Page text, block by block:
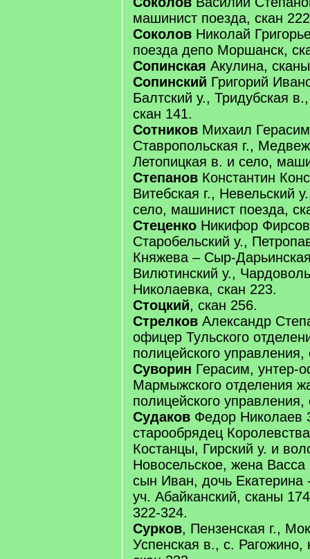
машинист поезда, скан
Соколов Николай
поезда депо Моршанск,
Сопинская Акулина,
Сопинский Григорий
Балтский у., Тридубская
скан 141.
Сотников Михаил
Ставропольская г.,
Летопицкая в. и село,
Степанов Константин
Витебская г., Невельский
село, машинист поезда,
Стеценко Никифор
Старобельский у.,
Княжева – Сыр-
Вилютинский у.,
Николаевка, скан 223.
Стоцкий, скан 256.
Стрелков Александр
офицер Тульского
полицейского управления,
Суворин Герасим, унтер-
Мармыжского отделения
полицейского управления,
Судаков Федор Николаев
старообрядец
Костанцы, Гирский у. и
Новосельское, жена Васса
сын Иван, дочь Екатерина
уч. Абайканский, сканы
322-324.
Сурков, Пензенская г.,
Успенская в., с. Рагожино,